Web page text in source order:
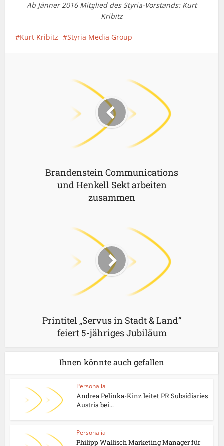
Ab Jänner 2016 Mitglied des Styria-Vorstands: Kurt
Kribitz
Kurt Kribitz Styria Media Group
Brandenstein Communications
und Henkell Sekt arbeiten
zusammen
Printitel „Servus in Stadt & Land“
feiert 5-jähriges Jubiläum
Ihnen könnte auch gefallen
Personalia
Andrea Pelinka-Kinz leitet PR Subsidiaries
Austria bei...
Personalia
Philipp Wallisch Marketing Manager für